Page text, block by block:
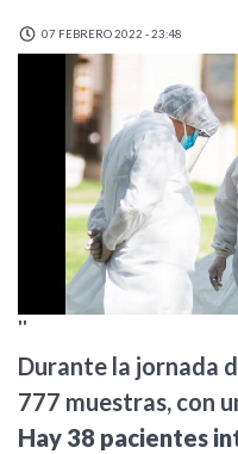
07 FEBRERO 2022 - 23:48
''
Durante la jornada
777 muestras, con
Hay 38 pacientes